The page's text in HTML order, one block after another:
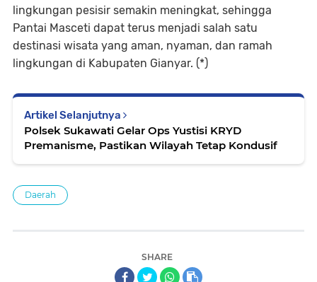
lingkungan pesisir semakin meningkat, sehingga
Pantai Masceti dapat terus menjadi salah satu
destinasi wisata yang aman, nyaman, dan ramah
lingkungan di Kabupaten Gianyar. (*)
Artikel Selanjutnya
Polsek Sukawati Gelar Ops Yustisi KRYD
Premanisme, Pastikan Wilayah Tetap Kondusif
Daerah
SHARE